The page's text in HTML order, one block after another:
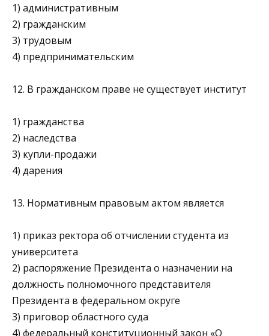
1) административным
2) гражданским
3) трудовым
4) предпринимательским
12. В гражданском праве не существует институт
1) гражданства
2) наследства
3) купли-продажи
4) дарения
13. Нормативным правовым актом является
1) приказ ректора об отчислении студента из
университета
2) распоряжение Президента о назначении на
должность полномочного представителя
Президента в федераль­ном округе
3) приговор областного суда
4) федеральный конституционный закон «О